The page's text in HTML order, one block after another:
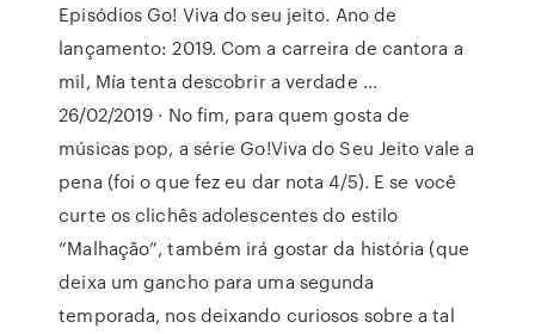
Episódios Go! Viva do seu jeito. Ano de
lançamento: 2019. Com a carreira de cantora a
mil, Mía tenta descobrir a verdade …
26/02/2019 · No fim, para quem gosta de
músicas pop, a série Go!Viva do Seu Jeito vale a
pena (foi o que fez eu dar nota 4/5). E se você
curte os clichês adolescentes do estilo
“Malhação”, também irá gostar da história (que
deixa um gancho para uma segunda
temporada, nos deixando curiosos sobre a tal